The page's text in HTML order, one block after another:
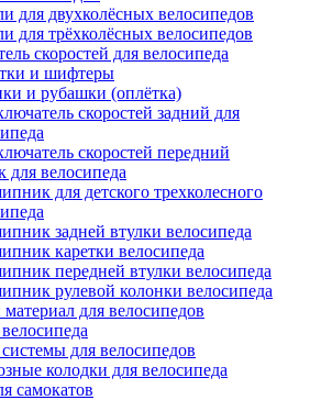
для двухколёсных велосипедов
для трёхколёсных велосипедов
скоростей для велосипеда
и шифтеры
и рубашки (оплётка)
скоростей задний для
скоростей передний
велосипеда
для детского трехколесного
задней втулки велосипеда
каретки велосипеда
передней втулки велосипеда
рулевой колонки велосипеда
для велосипедов
для велосипедов
колодки для велосипеда
самокатов